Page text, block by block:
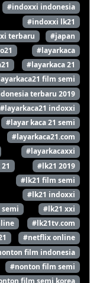
#indoxxi indonesia
#indoxxi lk21
terbaru
#japan
#layarkaca
#layarkaca 21
film semi
terbaru 2019
#layarkaca21 indoxxi
#layar kaca 21 semi
#layarkaca21.com
#layarkacaxxi
#lk21 2019
#lk21 film semi
#lk21 indoxxi
#lk21 xxi
#lk21tv.com
#netflix online
film indonesia
#nonton film semi
film semi korea